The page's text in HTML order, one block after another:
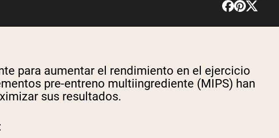
para aumentar el rendimiento en el ejercicio
pre-entreno multiingrediente (MIPS) han
sus resultados.